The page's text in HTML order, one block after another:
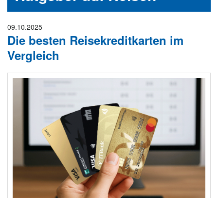
n
09.10.2025
Die besten Reisekreditkarten im
Vergleich